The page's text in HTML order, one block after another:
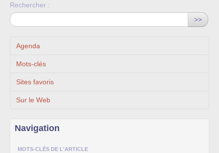
Rechercher :
>>
Agenda
Mots-clés
Sites favoris
Sur le Web
Navigation
MOTS-CLÉS DE L'ARTICLE